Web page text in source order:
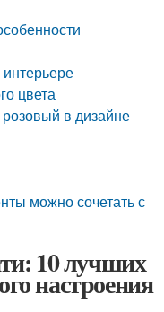
цвета
в дизайне
можно сочетать с
10 лучших
настроения